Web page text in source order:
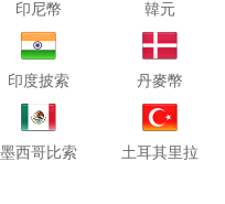
印尼幣 韓元
印度披索 丹麥幣
墨西哥比索 土耳其里拉